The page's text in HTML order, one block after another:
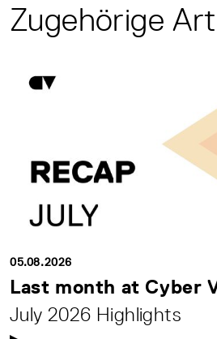
Zugehörige
05.08.2026
Last month at Cyber
July 2026 Highlights